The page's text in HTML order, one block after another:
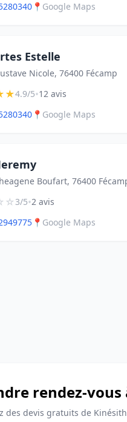
📍 Google Maps
Estelle
Nicole, 76400 Fécamp
★4.9/5•12 avis
📍 Google Maps
Boufart, 76400
☆3/5•2 avis
📍 Google Maps
rendez-vous
des devis gratuits de